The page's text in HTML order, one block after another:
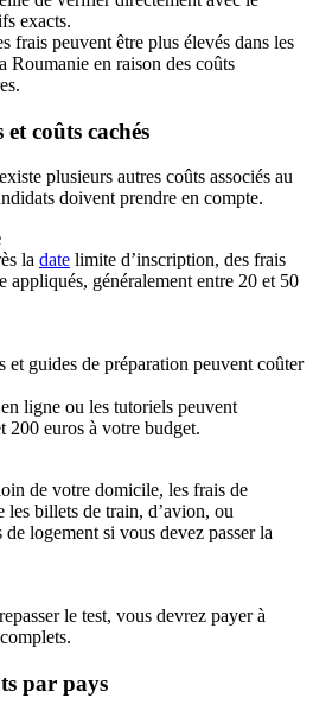
exacts.
frais peuvent être plus élevés dans les
Roumanie en raison des coûts
coûts cachés
plusieurs autres coûts associés au
doivent prendre en compte.
la date limite d’inscription, des frais
appliqués, généralement entre 20 et 50
guides de préparation peuvent coûter
en ligne ou les tutoriels peuvent
200 euros à votre budget.
de votre domicile, les frais de
les billets de train, d’avion, ou
logement si vous devez passer la
le test, vous devrez payer à
par pays